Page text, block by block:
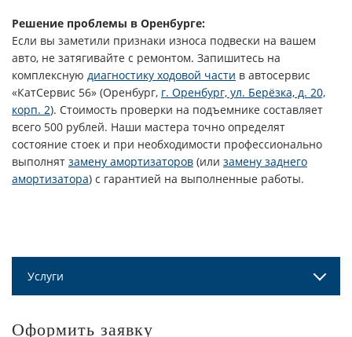
Решение проблемы в Оренбурге:
Если вы заметили признаки износа подвески на вашем
авто, не затягивайте с ремонтом. Запишитесь на
комплексную диагностику ходовой части в автосервис
«КатСервис 56» (Оренбург, г. Оренбург, ул. Берёзка, д. 20,
корп. 2). Стоимость проверки на подъемнике составляет
всего 500 рублей. Наши мастера точно определят
состояние стоек и при необходимости профессионально
выполнят замену амортизаторов (или замену заднего
амортизатора) с гарантией на выполненные работы.
Услуги
Оформить заявку